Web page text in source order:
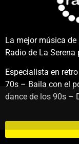
La mejor música
Radio de La Serena
Especialista en
70s – Baila con el
dance de los 90s –